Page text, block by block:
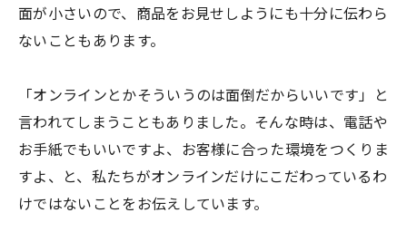
面が小さいので、商品をお見せしようにも十分に伝わら
ないこともあります。
「オンラインとかそういうのは面倒だからいいです」と
言われてしまうこともありました。そんな時は、電話や
お手紙でもいいですよ、お客様に合った環境をつくりま
すよ、と、私たちがオンラインだけにこだわっているわ
けではないことをお伝えしています。